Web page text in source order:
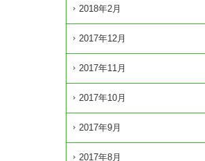
2018年2月
2017年12月
2017年11月
2017年10月
2017年9月
2017年8月